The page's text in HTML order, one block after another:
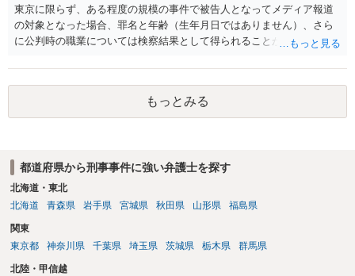
東京に限らず、ある程度の規模の事件で被告人となってメディア報道
の対象となった場合、罪名と年齢（生年月日ではありません）、さら
に公判時の職業については検察結果として得られることが通常です。
もっとみる
都道府県から刑事事件に強い弁護士を探す
北海道・東北
北海道
青森県 岩手県 宮城県 秋田県 山形県 福島県
関東
東京都
神奈川県 千葉県 埼玉県 茨城県 栃木県 群馬県
北陸・甲信越